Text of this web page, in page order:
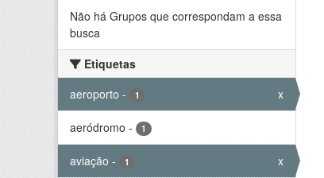
Não há Grupos que correspondam a essa
busca
Etiquetas
aeroporto - 1 x
aeródromo - 1
aviação - 1 x